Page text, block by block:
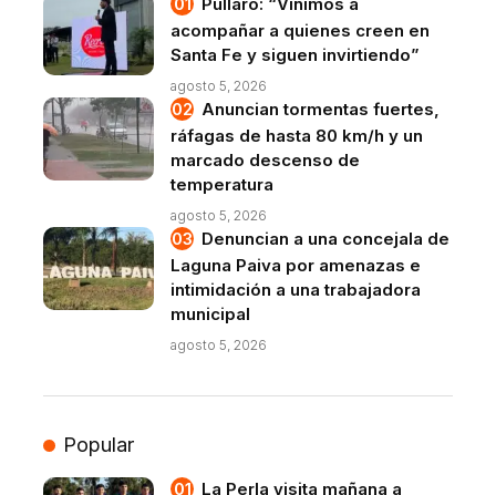
acompañar a quienes creen en
Santa Fe y siguen invirtiendo”
agosto 5, 2026
Anuncian tormentas fuertes,
ráfagas de hasta 80 km/h y un
marcado descenso de
temperatura
agosto 5, 2026
Denuncian a una concejala de
Laguna Paiva por amenazas e
intimidación a una trabajadora
municipal
agosto 5, 2026
Popular
La Perla visita mañana a